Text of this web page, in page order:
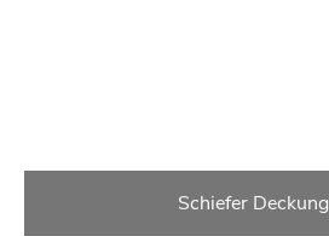
Schiefer Deckung